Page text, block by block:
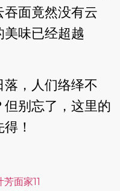
面竟然没有云
味已经超越
，人们络绎不
别忘了，这里的
！